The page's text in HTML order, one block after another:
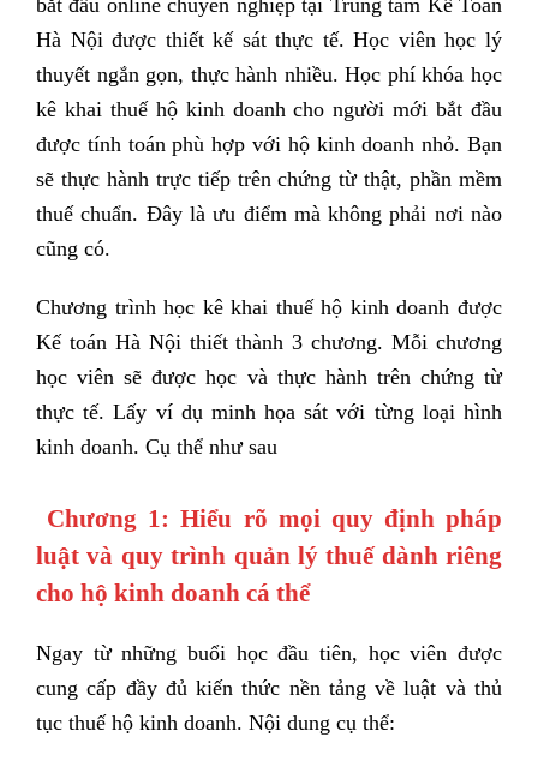
Hà Nội được thiết kế sát thực tế. Học viên học lý
thuyết ngắn gọn, thực hành nhiều. Học phí khóa học
kê khai thuế hộ kinh doanh cho người mới bắt đầu
được tính toán phù hợp với hộ kinh doanh nhỏ. Bạn
sẽ thực hành trực tiếp trên chứng từ thật, phần mềm
thuế chuẩn. Đây là ưu điểm mà không phải nơi nào
cũng có.
Chương trình học kê khai thuế hộ kinh doanh được
Kế toán Hà Nội thiết thành 3 chương. Mỗi chương
học viên sẽ được học và thực hành trên chứng từ
thực tế. Lấy ví dụ minh họa sát với từng loại hình
kinh doanh. Cụ thể như sau
Chương 1: Hiểu rõ mọi quy định pháp
luật và quy trình quản lý thuế dành riêng
cho hộ kinh doanh cá thể
Ngay từ những buổi học đầu tiên, học viên được
cung cấp đầy đủ kiến thức nền tảng về luật và thủ
tục thuế hộ kinh doanh. Nội dung cụ thể: